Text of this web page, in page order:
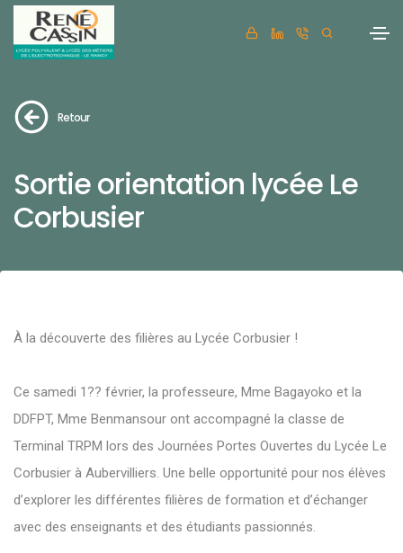
Retour
Sortie orientation lycée Le
Corbusier
À la découverte des filières au Lycée Corbusier !
Ce samedi 1?? février, la professeure, Mme Bagayoko et la
DDFPT, Mme Benmansour ont accompagné la classe de
Terminal TRPM lors des Journées Portes Ouvertes du Lycée Le
Corbusier à Aubervilliers. Une belle opportunité pour nos élèves
d’explorer les différentes filières de formation et d’échanger
avec des enseignants et des étudiants passionnés.